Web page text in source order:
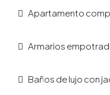
Apartamento
Armarios
Baños de lujo con